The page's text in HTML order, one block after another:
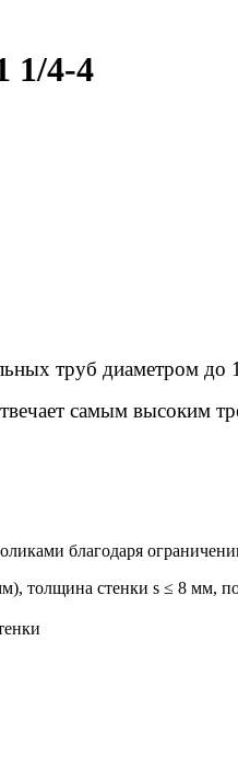
1/4-4
труб диаметром
самым высоким
благодаря
толщина стенки s ≤ 8 мм,